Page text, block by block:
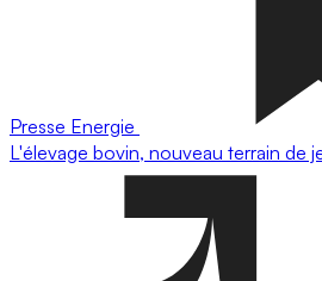
Presse Energie
L'élevage bovin, nouveau terrain de